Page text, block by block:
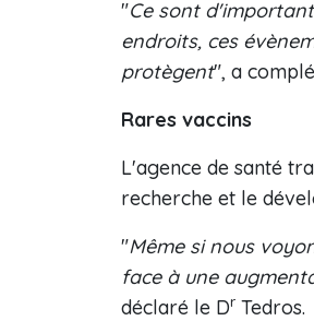
"Ce sont
endroits, ces
protègent", a
Rares vaccins
L'agence de santé
recherche et le
"Même si nous
face à une
déclaré le Dr Tedros.